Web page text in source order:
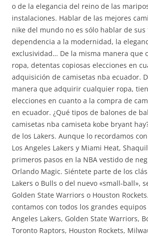
o de la elegancia del reino de las
instalaciones. Hablar de las mejores
nike del mundo no es sólo hablar de sus
dependencia a la modernidad, la
exclusividad… De la misma manera que
ropa, detentas copiosas elecciones en
adquisición de camisetas nba ecuador.
manera que adquirir cualquier ropa,
elecciones en cuanto a la compra de
en ecuador. ¿Qué tipos de balones de
camisetas nba camiseta kobe bryant
de los Lakers. Aunque lo recordamos
Los Angeles Lakers y Miami Heat,
primeros pasos en la NBA vestido de
Orlando Magic. Siéntete parte de los
Lakers o Bulls o del nuevo «small-ball»,
Golden State Warriors o Houston
contamos con todos los grandes equipos
Angeles Lakers, Golden State Warriors,
Toronto Raptors, Houston Rockets,